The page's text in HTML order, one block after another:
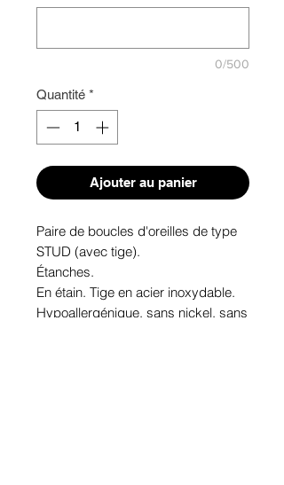
0/500
Quantité *
Ajouter au panier
Paire de boucles d'oreilles de type
STUD (avec tige).
Étanches.
En étain. Tige en acier inoxydable.
Hypoallergénique, sans nickel, sans